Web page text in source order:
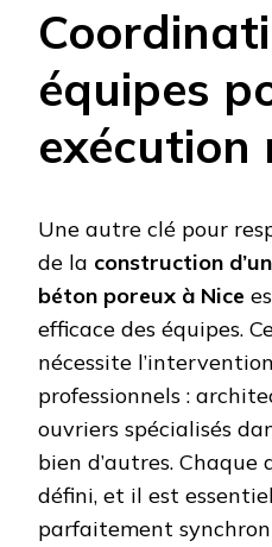
équipes
exécution
Une autre clé pour
de la construction
béton poreux à Nice
efficace des équipes.
nécessite
professionnels :
ouvriers spécialisés
bien d’autres.
défini, et il est
parfaitement